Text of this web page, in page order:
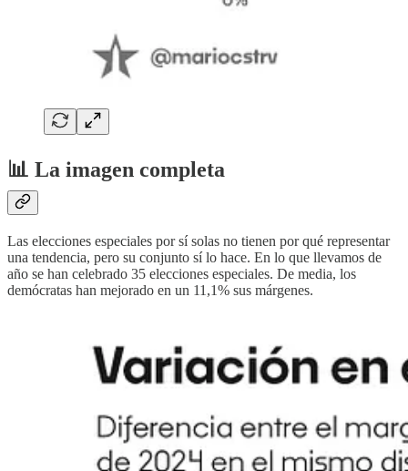
📊 La imagen completa
Las elecciones especiales por sí solas no tienen por qué representar
una tendencia, pero su conjunto sí lo hace. En lo que llevamos de
año se han celebrado 35 elecciones especiales. De media, los
demócratas han mejorado en un 11,1% sus márgenes.